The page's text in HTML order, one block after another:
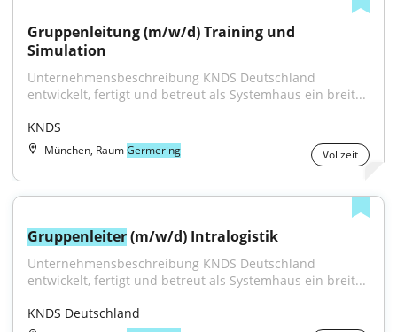
Gruppenleitung (m/w/d) Training und
Simulation
Unternehmensbeschreibung KNDS Deutschland
entwickelt, fertigt und betreut als Systemhaus ein breit...
KNDS
München, RaumGermering Vollzeit
Gruppenleiter (m/w/d) Intralogistik
Unternehmensbeschreibung KNDS Deutschland
entwickelt, fertigt und betreut als Systemhaus ein breit...
KNDS Deutschland